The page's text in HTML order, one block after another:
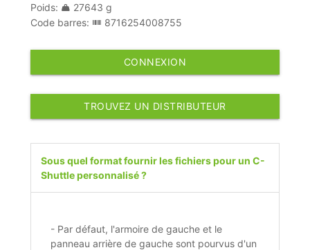
Poids:
27643 g
Code barres:
8716254008755
CONNEXION
TROUVEZ UN DISTRIBUTEUR
Sous quel format fournir les fichiers pour un C-
Shuttle personnalisé ?
- Par défaut, l'armoire de gauche et le
panneau arrière de gauche sont pourvus d'un